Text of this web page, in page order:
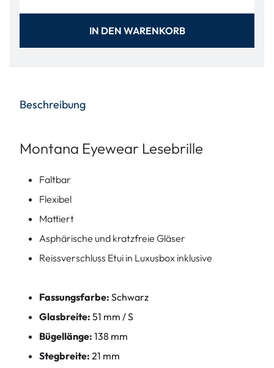
IN DEN WARENKORB
Beschreibung
Montana Eyewear Lesebrille
Faltbar
Flexibel
Mattiert
Asphärische und kratzfreie Gläser
Reissverschluss Etui in Luxusbox inklusive
Fassungsfarbe: Schwarz
Glasbreite: 51 mm / S
Bügellänge: 138 mm
Stegbreite: 21 mm